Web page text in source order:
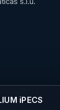
iPECS